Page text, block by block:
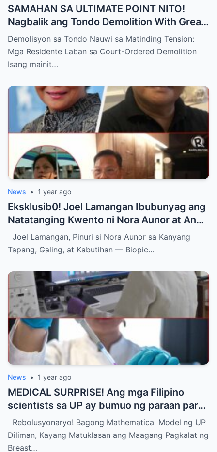
SAMAHAN SA ULTIMATE POINT NITO!
Nagbalik ang Tondo Demolition With Great
Tension: Residente Protest Court
Demolition Order
Demolisyon sa Tondo Nauwi sa Matinding Tension:
Mga Residente Laban sa Court-Ordered Demolition
Isang mainit…
News • 1 year ago
Eksklusib0! Joel Lamangan Ibubunyag ang
Natatanging Kwento ni Nora Aunor at Ang
Nakahandang Biopic para sa ‘Ate Guy’
Joel Lamangan, Pinuri si Nora Aunor sa Kanyang
Tapang, Galing, at Kabutihan — Biopic…
News • 1 year ago
MEDICAL SURPRISE! Ang mga Filipino
scientists sa UP ay bumuo ng paraan para
matukoy ang maagang pagkalat ng breast
cancer
Rebolusyonaryo! Bagong Mathematical Model ng UP
Diliman, Kayang Matuklasan ang Maagang Pagkalat ng
Breast…